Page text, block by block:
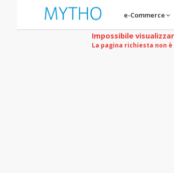
e-Commerce
Impossibile
La pagina richiesta non